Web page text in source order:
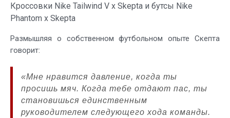
Кроссовки Nike Tailwind V x Skepta и бутсы Nike
Phantom x Skepta
Размышляя о собственном футбольном опыте Скепта
говорит:
«Мне нравится давление, когда ты
просишь мяч. Когда тебе отдают пас, ты
становишься единственным
руководителем следующего хода команды.